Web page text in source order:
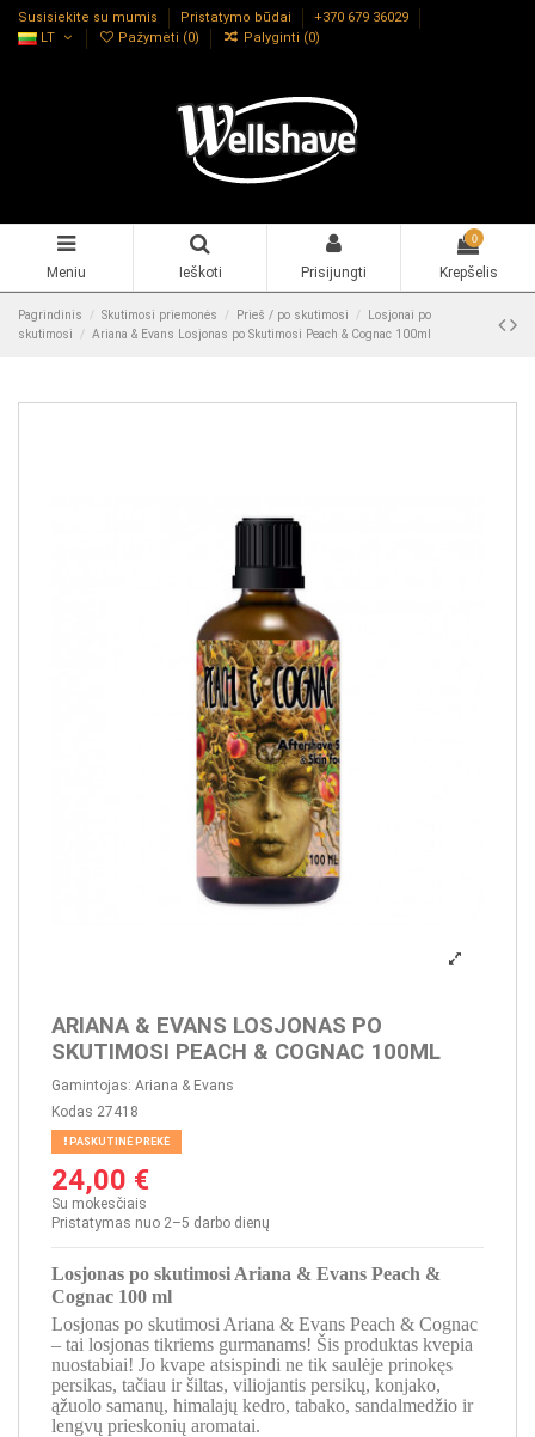
Susisiekite su mumis Pristatymo būdai
+370 679 36029
LT
Pažymėti (0) Palyginti (0)
Meniu Ieškoti Prisijungti
0
Krepšelis
Pagrindinis Skutimosi priemonės Prieš / po skutimosi
Losjonai po
skutimosi
Ariana & Evans Losjonas po Skutimosi Peach & Cognac 100ml
ARIANA & EVANS LOSJONAS PO
SKUTIMOSI PEACH & COGNAC 100ML
Gamintojas: Ariana & Evans
Kodas 27418
PASKUTINĖ PREKĖ
24,00 €
Su mokesčiais
Pristatymas nuo 2–5 darbo dienų
Losjonas po skutimosi Ariana & Evans Peach &
Cognac 100 ml
Losjonas po skutimosi Ariana & Evans Peach & Cognac
– tai losjonas tikriems gurmanams! Šis produktas kvepia
nuostabiai! Jo kvape atsispindi ne tik saulėje prinokęs
persikas, tačiau ir šiltas, viliojantis persikų, konjako,
ąžuolo samanų, himalajų kedro, tabako, sandalmedžio ir
lengvų prieskonių aromatai.